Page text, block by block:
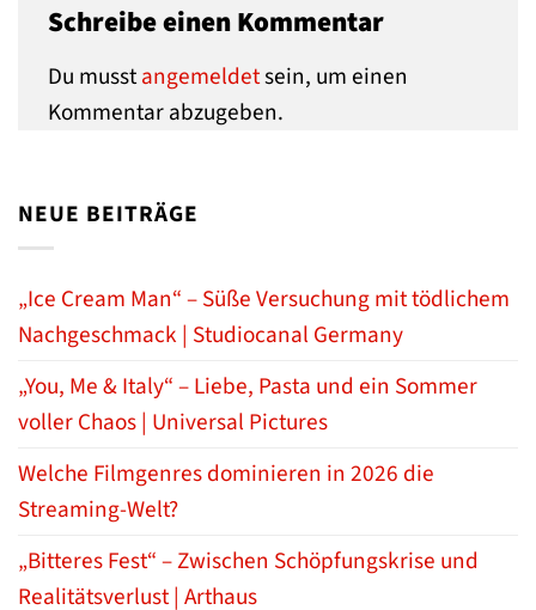
Schreibe einen Kommentar
Du musstangemeldetsein, um einen
Kommentar abzugeben.
NEUE BEITRÄGE
„Ice Cream Man“ – Süße Versuchung mit tödlichem
Nachgeschmack | Studiocanal Germany
„You, Me & Italy“ – Liebe, Pasta und ein Sommer
voller Chaos | Universal Pictures
Welche Filmgenres dominieren in 2026 die
Streaming-Welt?
„Bitteres Fest“ – Zwischen Schöpfungskrise und
Realitätsverlust | Arthaus